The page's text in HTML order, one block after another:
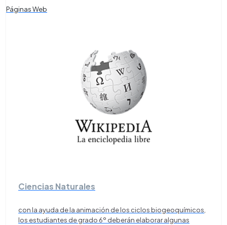
Páginas Web
Ciencias Naturales
con la ayuda de la animación de los ciclos biogeoquímicos,
los estudiantes de grado 6º deberán elaborar algunas